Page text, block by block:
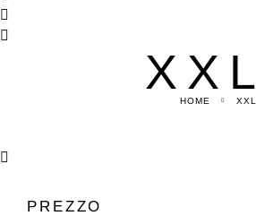
XXL
HOME XXL
PREZZO